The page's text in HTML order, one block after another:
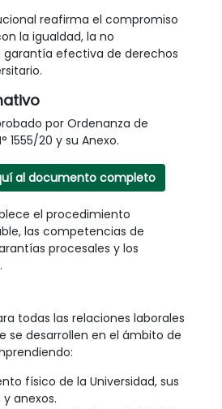
reafirma el compromiso
la igualdad, la no
garantía efectiva de derechos
por Ordenanza de
1555/20 y su Anexo.
al documento completo
el procedimiento
las competencias de
procesales y los
todas las relaciones laborales
se desarrollen en el ámbito de
físico de la Universidad, sus
anexos.